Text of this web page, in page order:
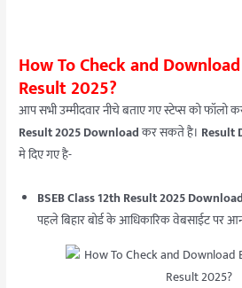
How To Check and
Result 2025?
आप सभी उम्मीदवार नीचे बताए गए स्टेप्स को फॉलो
Result 2025 Downloadकर सकते है। Result
मे दिए गए है-
BSEB Class 12th Result 2025 Download
पहले बिहार बोर्ड के आधिकारिक वेबसाईट पर